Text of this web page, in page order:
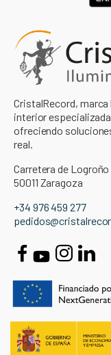
CristalRecord,
interior
ofreciendo
real.
Carretera de
50011 Zaragoza
+34 976 459 277